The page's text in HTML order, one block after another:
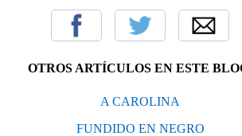
OTROS ARTÍCULOS EN ESTE
A CAROLINA
FUNDIDO EN NEGRO